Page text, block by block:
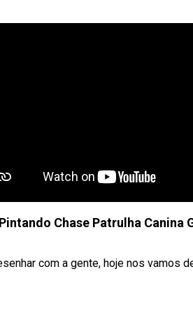
Chase Patrulha
com a gente, hoje nos vamos